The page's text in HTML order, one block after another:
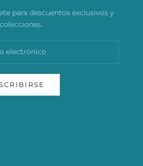
para descuentos exclusivos y